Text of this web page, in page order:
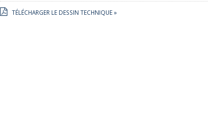
TÉLÉCHARGER LE DESSIN TECHNIQUE »